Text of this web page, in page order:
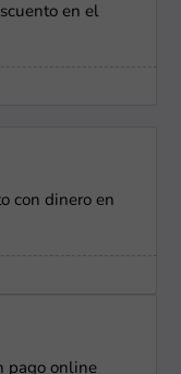
en el
con dinero en
pago online